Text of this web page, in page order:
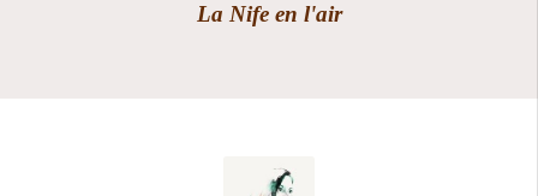
La Nife en l'air